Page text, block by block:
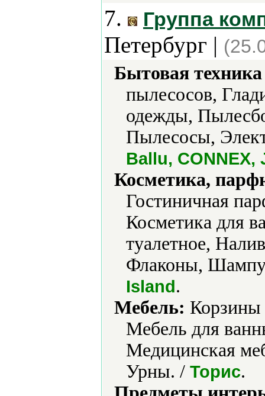
7. Группа
Петербург |
Бытовая
пылесосов,
одежды,
Пылесосы,
Ballu, CONNEX,
Косметика,
Гостиничная
Косметика для
туалетное,
Флаконы,
Island.
Мебель: Корзины
Мебель для
Медицинская
Урны. / Торис.